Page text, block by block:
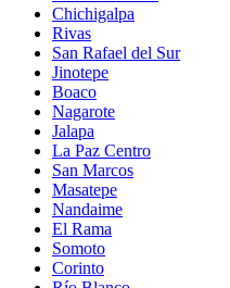
Chichigalpa
Rivas
San Rafael del Sur
Jinotepe
Boaco
Nagarote
Jalapa
La Paz Centro
San Marcos
Masatepe
Nandaime
El Rama
Somoto
Corinto